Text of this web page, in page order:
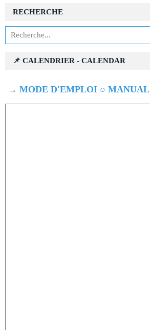
RECHERCHE
📌 CALENDRIER - CALENDAR
→ MODE D'EMPLOI ○ MANUAL